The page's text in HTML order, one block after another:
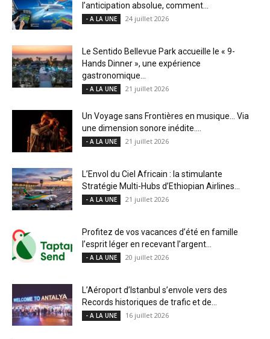
l’anticipation absolue, comment...
- A LA UNE 24 juillet 2026
Le Sentido Bellevue Park accueille le « 9-
Hands Dinner », une expérience
gastronomique...
- A LA UNE 21 juillet 2026
Un Voyage sans Frontières en musique… Via
une dimension sonore inédite....
- A LA UNE 21 juillet 2026
L’Envol du Ciel Africain : la stimulante
Stratégie Multi-Hubs d’Ethiopian Airlines...
- A LA UNE 21 juillet 2026
Profitez de vos vacances d’été en famille
l’esprit léger en recevant l’argent...
- A LA UNE 20 juillet 2026
L’Aéroport d’Istanbul s’envole vers des
Records historiques de trafic et de...
- A LA UNE 16 juillet 2026